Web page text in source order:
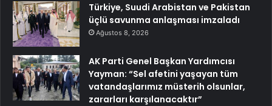
Türkiye, Suudi Arabistan ve Pakistan
üçlü savunma anlaşması imzaladı
Ağustos 8, 2026
AK Parti Genel Başkan Yardımcısı
Yayman: “Sel afetini yaşayan tüm
vatandaşlarımız müsterih olsunlar,
zararları karşılanacaktır”